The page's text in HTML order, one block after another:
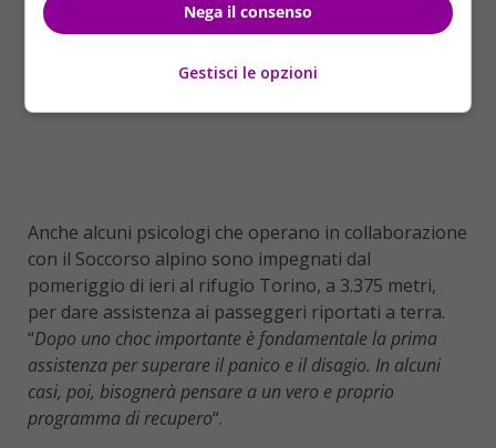
Anche alcuni psicologi che operano in collaborazione
con il Soccorso alpino sono impegnati dal
pomeriggio di ieri al rifugio Torino, a 3.375 metri,
per dare assistenza ai passeggeri riportati a terra.
“Dopo uno choc importante è fondamentale la prima
assistenza per superare il panico e il disagio. In alcuni
casi, poi, bisognerà pensare a un vero e proprio
programma di recupero“.
Nega il consenso
Gestisci le opzioni